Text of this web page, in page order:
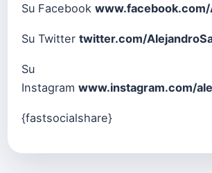
Su Facebook www.facebook.com/
Su Twitter twitter.com/
Su
Instagram www.instagram.com/
{fastsocialshare}